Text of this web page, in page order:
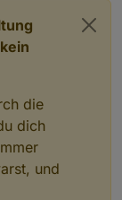
"",
"",
""
die
dich
und